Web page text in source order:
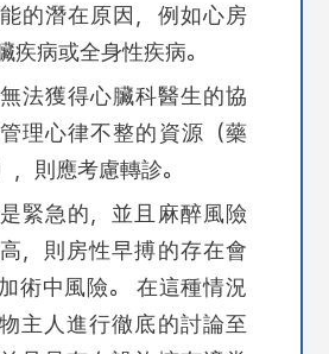
的潛在原因，例如心房
疾病或全身性疾病。
法獲得心臟科醫生的協
理心律不整的資源（藥
，則應考慮轉診。
緊急的，並且麻醉風險
，則房性早搏的存在會
術中風險。 在這種情況
主人進行徹底的討論至